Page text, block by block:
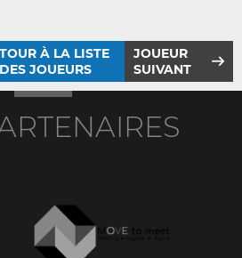
À LA LISTE
DES JOUEURS
JOUEUR
SUIVANT